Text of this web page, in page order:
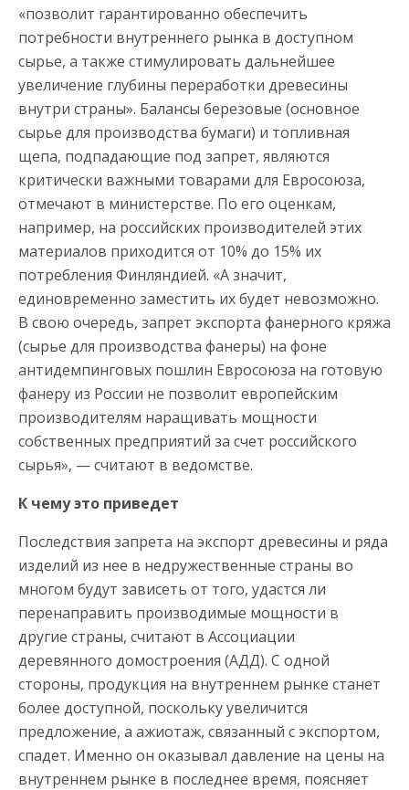
«позволит гарантированно обеспечить
потребности внутреннего рынка в доступном
сырье, а также стимулировать дальнейшее
увеличение глубины переработки древесины
внутри страны». Балансы березовые (основное
сырье для производства бумаги) и топливная
щепа, подпадающие под запрет, являются
критически важными товарами для Евросоюза,
отмечают в министерстве. По его оценкам,
например, на российских производителей этих
материалов приходится от 10% до 15% их
потребления Финляндией. «А значит,
единовременно заместить их будет невозможно.
В свою очередь, запрет экспорта фанерного кряжа
(сырье для производства фанеры) на фоне
антидемпинговых пошлин Евросоюза на готовую
фанеру из России не позволит европейским
производителям наращивать мощности
собственных предприятий за счет российского
сырья», — считают в ведомстве.
К чему это приведет
Последствия запрета на экспорт древесины и ряда
изделий из нее в недружественные страны во
многом будут зависеть от того, удастся ли
перенаправить производимые мощности в
другие страны, считают в Ассоциации
деревянного домостроения (АДД). С одной
стороны, продукция на внутреннем рынке станет
более доступной, поскольку увеличится
предложение, а ажиотаж, связанный с экспортом,
спадет. Именно он оказывал давление на цены на
внутреннем рынке в последнее время, поясняет